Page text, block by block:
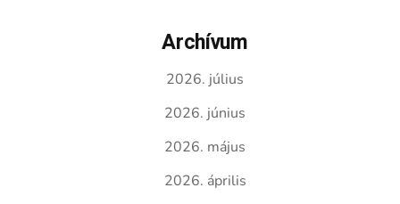
Archívum
2026. július
2026. június
2026. május
2026. április